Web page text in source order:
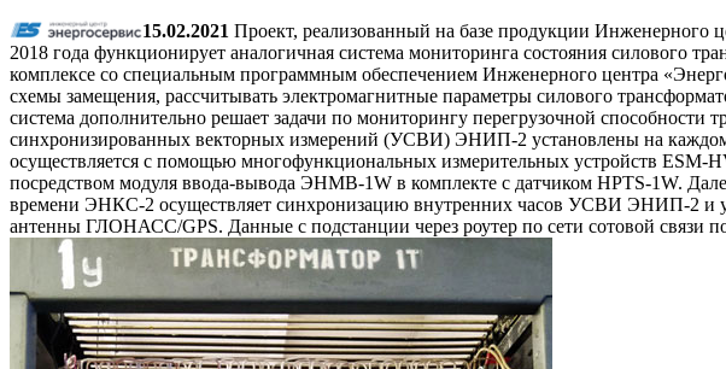
15.02.2021 Проект, реализованный на базе продукции Инженерного
2018 года функционирует аналогичная система мониторинга состояния силового
комплексе со специальным программным обеспечением Инженерного центра
схемы замещения, рассчитывать электромагнитные параметры силового
система дополнительно решает задачи по мониторингу перегрузочной способности
синхронизированных векторных измерений (УСВИ) ЭНИП-2 установлены на каждом
осуществляется с помощью многофункциональных измерительных устройств
посредством модуля ввода-вывода ЭНМВ-1W в комплекте с датчиком HPTS-1W.
времени ЭНКС-2 осуществляет синхронизацию внутренних часов УСВИ ЭНИП-2 и
антенны ГЛОНАСС/GPS. Данные с подстанции через роутер по сети сотовой связи